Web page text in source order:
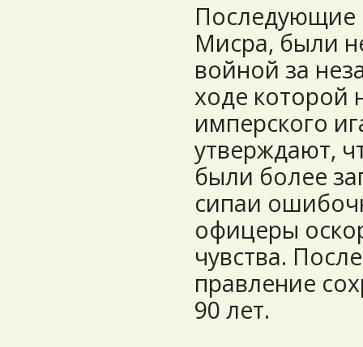
Последующие
Мисра, были
войной за
ходе которой
имперского
утверждают,
были более
сипаи
офицеры
чувства.
правление
90 лет.